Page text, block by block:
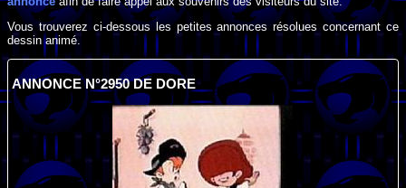
Vous trouverez ci-dessous les petites annonces résolues concernant ce
dessin animé.
ANNONCE N°2950 DE DORE